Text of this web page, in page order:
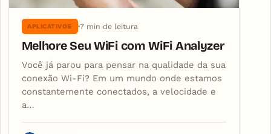
APLICATIVOS 7 min de leitura
Melhore Seu WiFi com WiFi Analyzer
Você já parou para pensar na qualidade da sua
conexão Wi-Fi? Em um mundo onde estamos
constantemente conectados, a velocidade e
a…